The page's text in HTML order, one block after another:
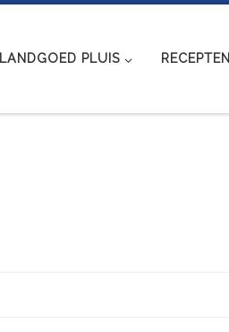
LANDGOED PLUIS RECEPTEN